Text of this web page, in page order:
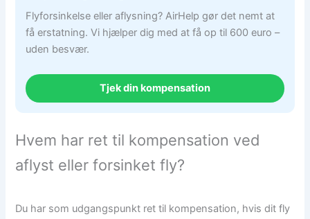
Flyforsinkelse eller aflysning? AirHelp gør det nemt at
få erstatning. Vi hjælper dig med at få op til 600 euro –
uden besvær.
Tjek din kompensation
Hvem har ret til kompensation ved
aflyst eller forsinket fly?
Du har som udgangspunkt ret til kompensation, hvis dit fly